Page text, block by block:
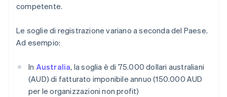
competente.
Le soglie di registrazione variano a seconda del Paese.
Ad esempio:
In Australia, la soglia è di 75.000 dollari australiani
(AUD) di fatturato imponibile annuo (150.000 AUD
per le organizzazioni non profit)